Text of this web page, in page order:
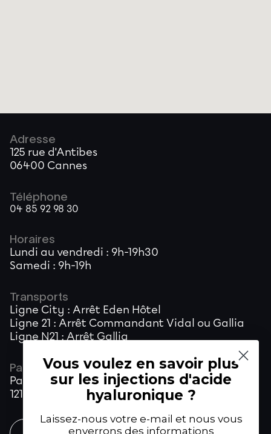
Adresse
125 rue d'Antibes
06400 Cannes
Téléphone
04 85 92 98 30
Horaires
Lundi au vendredi : 9h-19h30
Samedi : 9h-19h
Transports
Ligne City : Arrêt Eden Hôtel
Ligne 21 : Arrêt Commandant Vidal ou Gallia
Ligne N21 : Arrêt Gallia
Parking
Parking Lamy
121 Rue d'Antibes, Cannes
Vous voulez en savoir plus
sur les injections d'acide
hyaluronique ?
Laissez-nous votre e-mail et nous vous
enverrons des informations